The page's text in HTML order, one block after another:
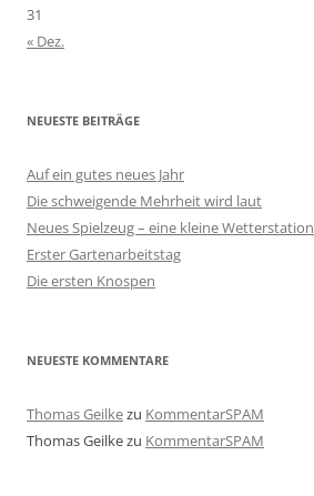
31
« Dez.
NEUESTE BEITRÄGE
Auf ein gutes neues Jahr
Die schweigende Mehrheit wird laut
Neues Spielzeug – eine kleine Wetterstation
Erster Gartenarbeitstag
Die ersten Knospen
NEUESTE KOMMENTARE
Thomas Geilkezu KommentarSPAM
Thomas Geilkezu KommentarSPAM